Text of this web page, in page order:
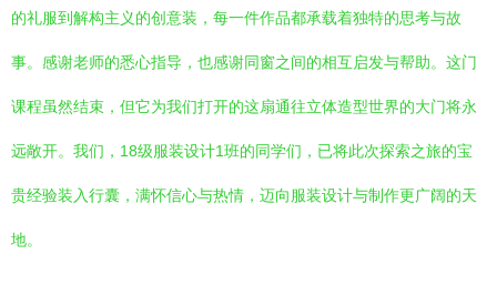
的礼服到解构主义的创意装，每一件作品都承载着独特的思考与故
事。感谢老师的悉心指导，也感谢同窗之间的相互启发与帮助。这门
课程虽然结束，但它为我们打开的这扇通往立体造型世界的大门将永
远敞开。我们，18级服装设计1班的同学们，已将此次探索之旅的宝
贵经验装入行囊，满怀信心与热情，迈向服装设计与制作更广阔的天
地。